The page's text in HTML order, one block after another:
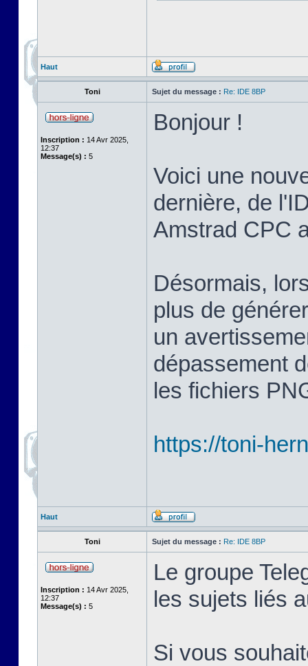
Haut
Toni Sujet du message : Re: IDE 8BP
Inscription : 14 Avr 2025,
12:37
Message(s) : 5
Bonjour !
Voici une
dernière, de
Amstrad CPC
Désormais,
plus de
un
dépassement
les fichiers
https://toni-
Haut
Toni Sujet du message : Re: IDE 8BP
Inscription : 14 Avr 2025,
12:37
Message(s) : 5
Le groupe
les sujets liés
Si vous